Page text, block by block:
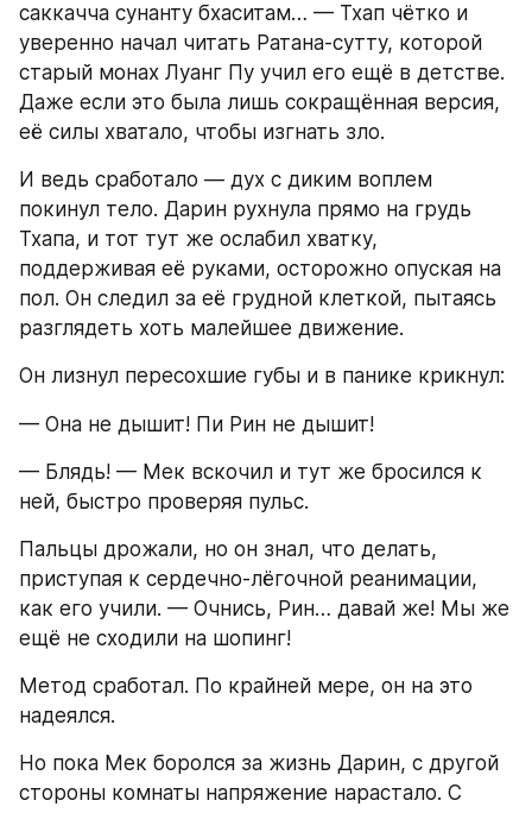
саккачча сунанту бхаситам… — Тхап чётко и
уверенно начал читать Ратана-сутту, которой
старый монах Луанг Пу учил его ещё в детстве.
Даже если это была лишь сокращённая версия,
её силы хватало, чтобы изгнать зло.
И ведь сработало — дух с диким воплем
покинул тело. Дарин рухнула прямо на грудь
Тхапа, и тот тут же ослабил хватку,
поддерживая её руками, осторожно опуская на
пол. Он следил за её грудной клеткой, пытаясь
разглядеть хоть малейшее движение.
Он лизнул пересохшие губы и в панике крикнул:
— Она не дышит! Пи Рин не дышит!
— Блядь! — Мек вскочил и тут же бросился к
ней, быстро проверяя пульс.
Пальцы дрожали, но он знал, что делать,
приступая к сердечно-лёгочной реанимации,
как его учили. — Очнись, Рин… давай же! Мы же
ещё не сходили на шопинг!
Метод сработал. По крайней мере, он на это
надеялся.
Но пока Мек боролся за жизнь Дарин, с другой
стороны комнаты напряжение нарастало. С